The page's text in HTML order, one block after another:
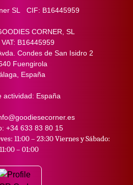
SL CIF: B16445959
CORNER, SL
B16445959
Condes de San Isidro 2
Fuengirola
España
actividad: España
+34 633 83 80 15
11:00 – 23:30 Viernes y Sábado:
11:00 – 01:00